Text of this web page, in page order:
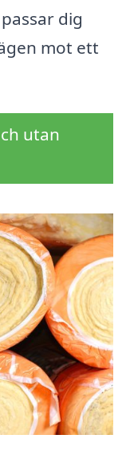
dig
mot ett
utan